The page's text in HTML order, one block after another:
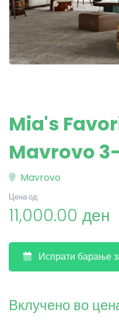
Mia's
Mavrovo
Mavrovo
Цена од:
11,000.00 ден
Испрати барање
Вклучено во